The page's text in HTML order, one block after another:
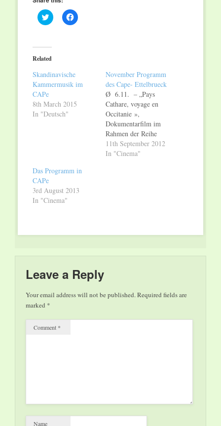
Click
to
(Opens
in
new
Click
to
Related
Skandinavische
Kammermusik im
CAPe
8th March 2015
In "Deutsch"
November Programm
des Cape- Ettelbrueck
Ø 6.11. – „Pays
Cathare, voyage en
Occitanie »,
Dokumentarfilm im
Rahmen der Reihe
« Exploration du
monde » Ø 16.11.
11th September 2012
In "Cinema"
Das Programm in
CAPe
3rd August 2013
In "Cinema"
Leave a Reply
Your email address will not be published.Required fields are
marked *
Comment *
Name